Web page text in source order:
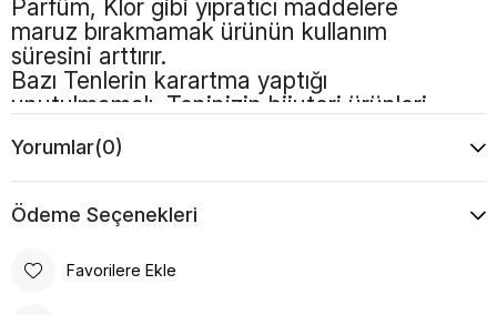
Parfüm, Klor gibi yıpratıcı maddelere
maruz bırakmamak ürünün kullanım
süresini arttırır.
Bazı Tenlerin karartma yaptığı
unutulmamalı, Teninizin bijuteri ürünleri
Yorumlar(0)
Ödeme Seçenekleri
Favorilere Ekle